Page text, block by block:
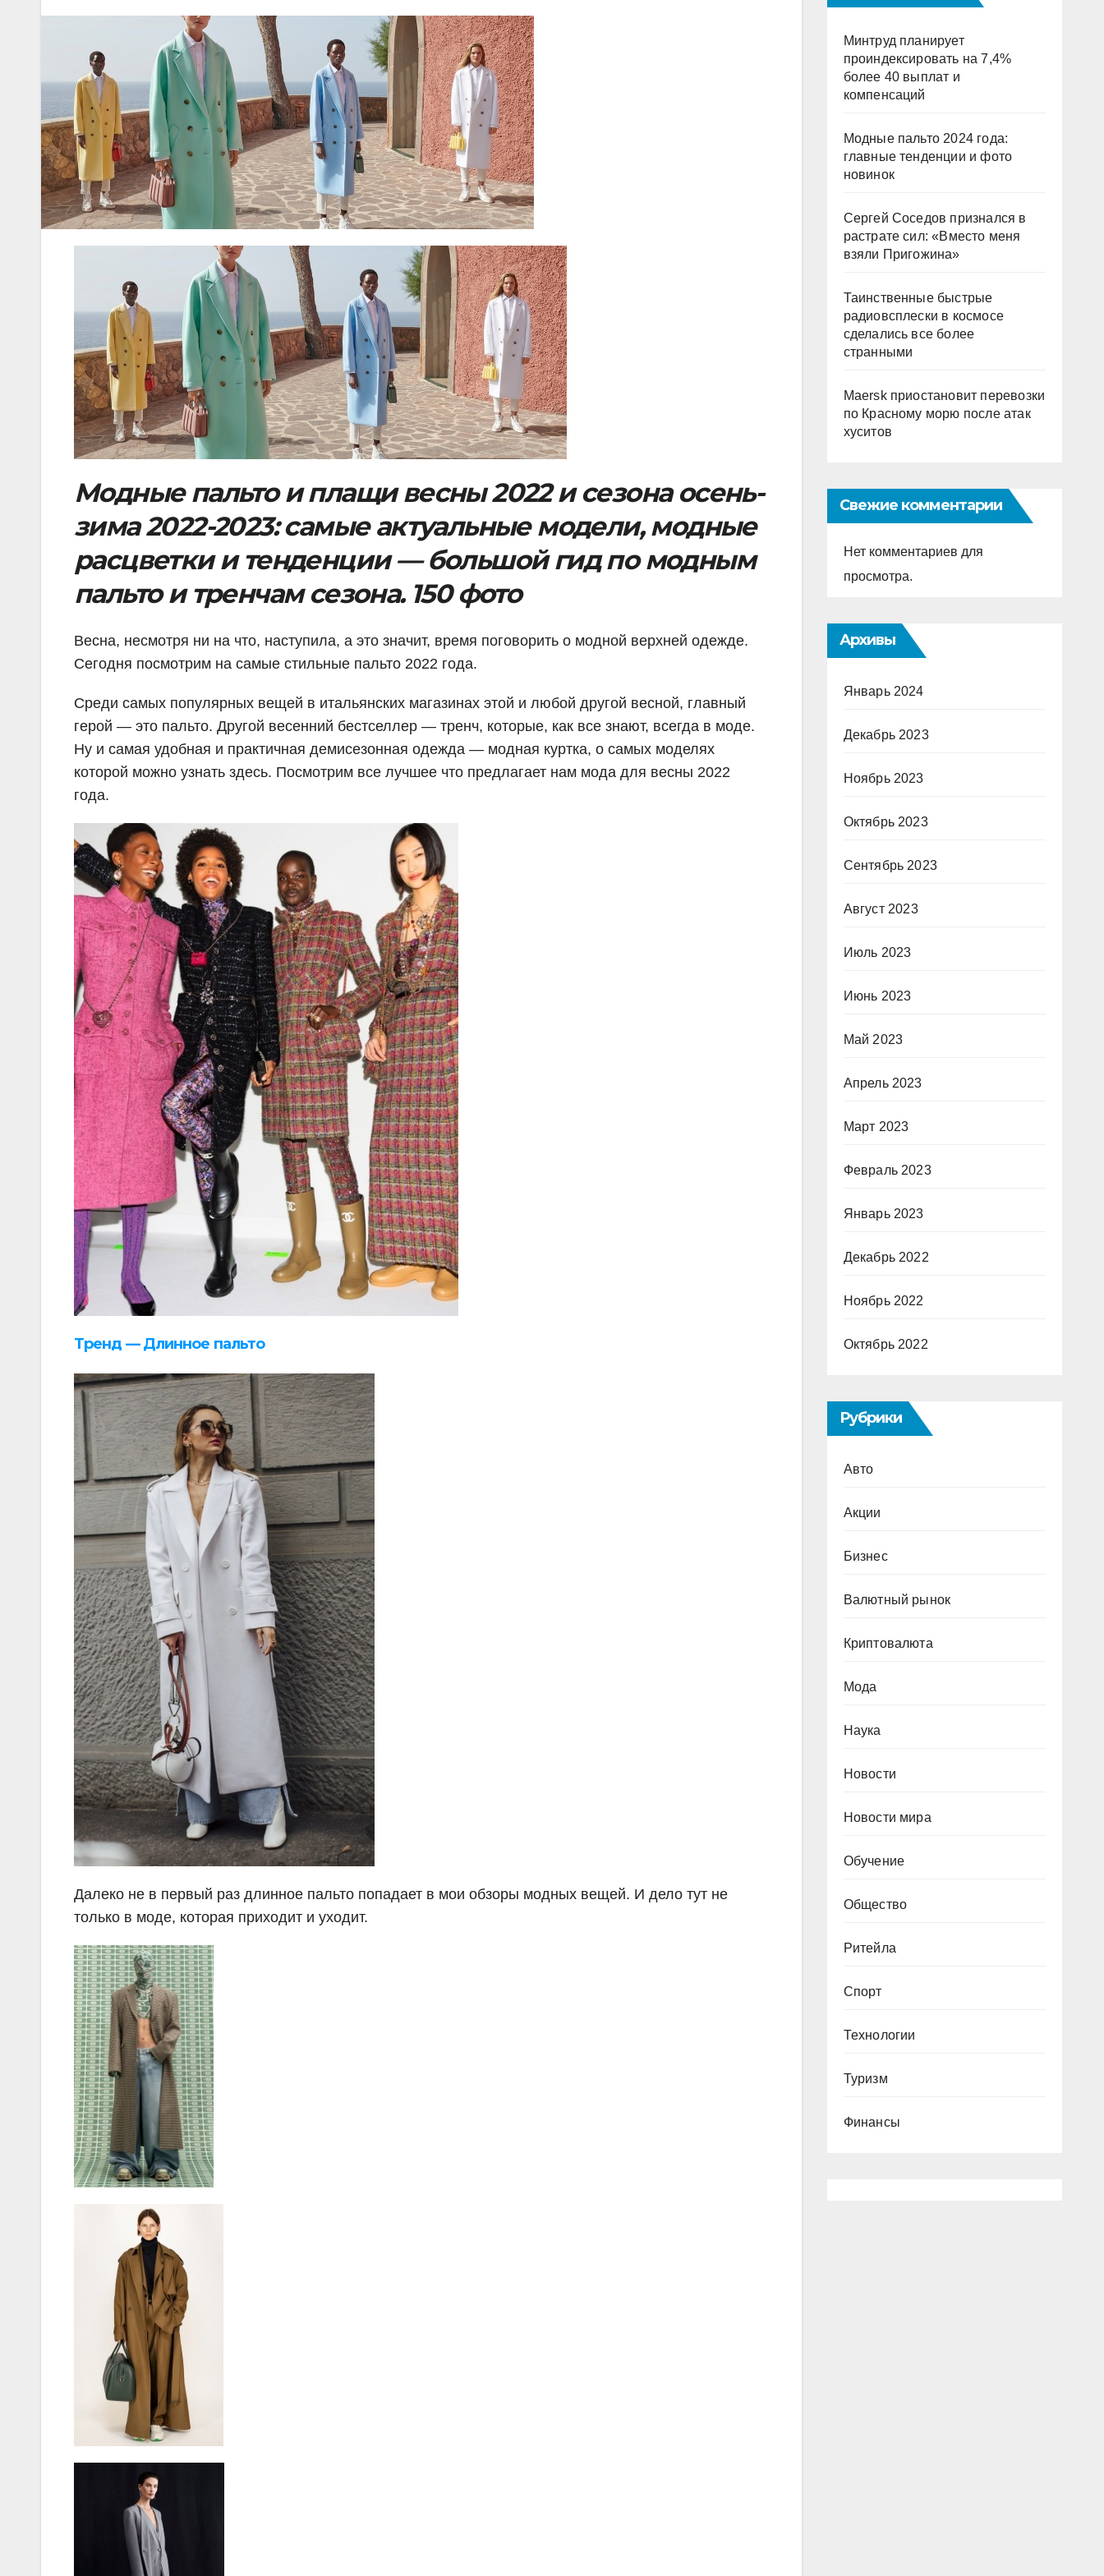
Модные пальто и плащи весны 2022 и сезона осень-
зима 2022-2023: самые актуальные модели, модные
расцветки и тенденции — большой гид по модным
пальто и тренчам сезона. 150 фото
Весна, несмотря ни на что, наступила, а это значит, время поговорить о модной верхней одежде.
Сегодня посмотрим на самые стильные пальто 2022 года.
Среди самых популярных вещей в итальянских магазинах этой и любой другой весной, главный
герой — это пальто. Другой весенний бестселлер — тренч, которые, как все знают, всегда в моде.
Ну и самая удобная и практичная демисезонная одежда — модная куртка, о самых моделях
которой можно узнать здесь. Посмотрим все лучшее что предлагает нам мода для весны 2022
года.
Тренд — Длинное пальто
Далеко не в первый раз длинное пальто попадает в мои обзоры модных вещей. И дело тут не
только в моде, которая приходит и уходит.
Минтруд планирует
проиндексировать на 7,4%
более 40 выплат и
компенсаций
Модные пальто 2024 года:
главные тенденции и фото
новинок
Сергей Соседов признался в
растрате сил: «Вместо меня
взяли Пригожина»
Таинственные быстрые
радиовсплески в космосе
сделались все более
странными
Maersk приостановит перевозки
по Красному морю после атак
хуситов
Свежие комментарии
Нет комментариев для
просмотра.
Архивы
Январь 2024
Декабрь 2023
Ноябрь 2023
Октябрь 2023
Сентябрь 2023
Август 2023
Июль 2023
Июнь 2023
Май 2023
Апрель 2023
Март 2023
Февраль 2023
Январь 2023
Декабрь 2022
Ноябрь 2022
Октябрь 2022
Рубрики
Авто
Акции
Бизнес
Валютный рынок
Криптовалюта
Мода
Наука
Новости
Новости мира
Обучение
Общество
Ритейла
Спорт
Технологии
Туризм
Финансы